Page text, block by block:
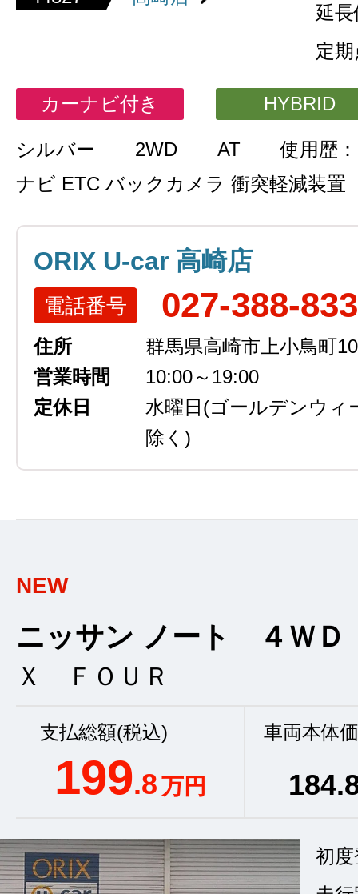
延
定
カーナビ付き HYBRID
シルバー 2WD AT
使用歴
ナビ ETC バックカメラ 衝突軽減装置
ORIX U-car 高崎店
電話番号 027-388-
住所
群馬県高崎市上小鳥町
営業時間
10:00～19:00
定休日
水曜日 (ゴールデンウィ
除く)
NEW
ニッサン ノート ４ＷＤ
Ｘ ＦＯＵＲ
支払総額(税込)
199.8万円
車両本体
184
初